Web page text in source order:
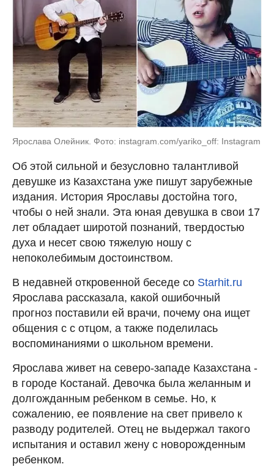
Ярослава Олейник. Фото: instagram.com/yariko_off: Instagram
Об этой сильной и безусловно талантливой
девушке из Казахстана уже пишут зарубежные
издания. История Ярославы достойна того,
чтобы о ней знали. Эта юная девушка в свои 17
лет обладает широтой познаний, твердостью
духа и несет свою тяжелую ношу с
непоколебимым достоинством.
В недавней откровенной беседе со Starhit.ru
Ярослава рассказала, какой ошибочный
прогноз поставили ей врачи, почему она ищет
общения с с отцом, а также поделилась
воспоминаниями о школьном времени.
Ярослава живет на северо-западе Казахстана -
в городе Костанай. Девочка была желанным и
долгожданным ребенком в семье. Но, к
сожалению, ее появление на свет привело к
разводу родителей. Отец не выдержал такого
испытания и оставил жену с новорожденным
ребенком.